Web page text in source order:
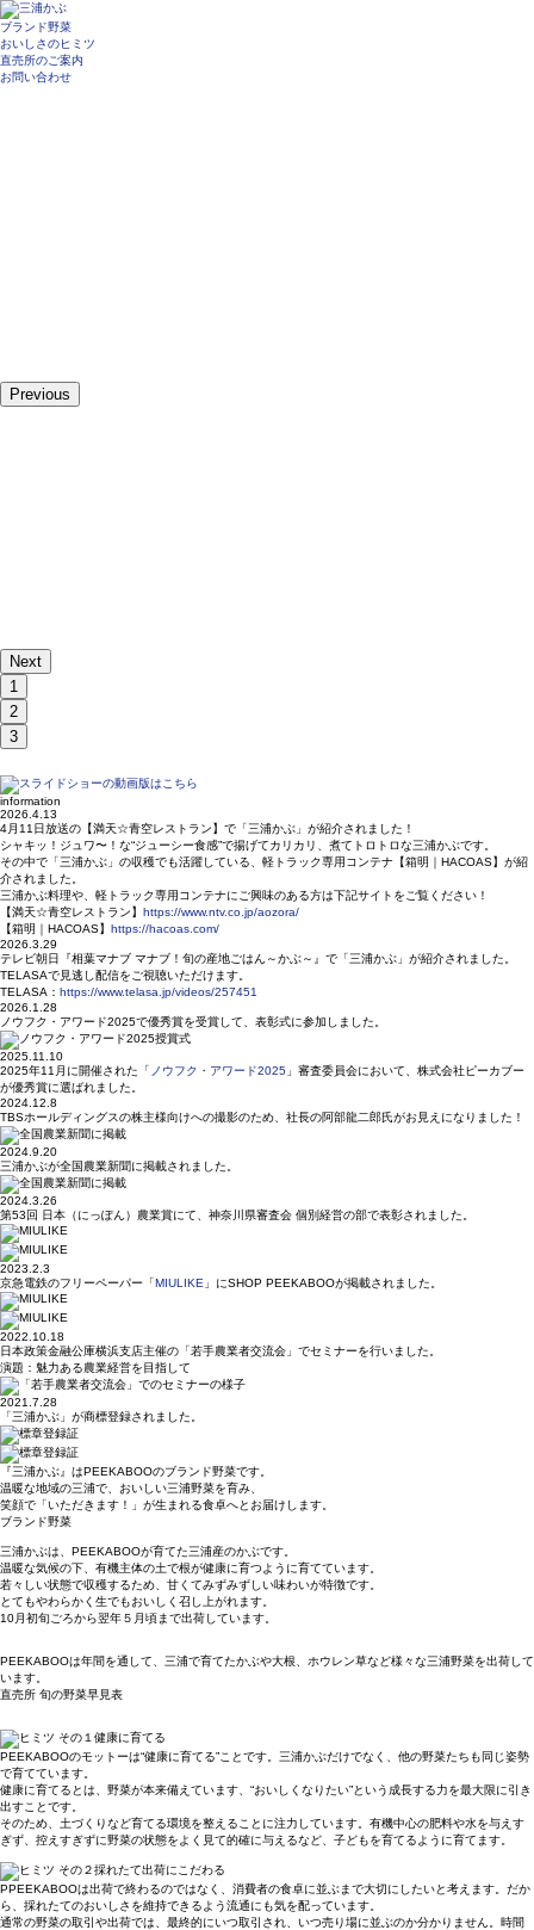
ブランド野菜
おいしさのヒミツ
直売所のご案内
お問い合わせ
Previous
Next
1
2
3
information
2026.4.13
4月11日放送の【満天☆青空レストラン】で「三浦かぶ」が紹介されました！
シャキッ！ジュワ〜！な“ジューシー食感”で揚げてカリカリ、煮てトロトロな三浦かぶです。
その中で「三浦かぶ」の収穫でも活躍している、軽トラック専用コンテナ【箱明｜HACOAS】が紹
介されました。
三浦かぶ料理や、軽トラック専用コンテナにご興味のある方は下記サイトをご覧ください！
【満天☆青空レストラン】 https://www.ntv.co.jp/aozora/
【箱明｜HACOAS】 https://hacoas.com/
2026.3.29
テレビ朝日『相葉マナブ マナブ！旬の産地ごはん～かぶ～』で 「三浦かぶ」 が紹介されました。
TELASAで見逃し配信をご視聴いただけます。
TELASA： https://www.telasa.jp/videos/257451
2026.1.28
ノウフク・アワード2025で優秀賞を受賞して、表彰式に参加しました。
2025.11.10
2025年11月に開催された「 ノウフク・アワード2025 」審査委員会において、株式会社ピーカブー
が優秀賞に選ばれました。
2024.12.8
TBSホールディングスの株主様向けへの撮影のため、社長の阿部龍二郎氏がお見えになりました！
2024.9.20
三浦かぶが全国農業新聞に掲載されました。
2024.3.26
第53回 日本（にっぽん）農業賞にて、神奈川県審査会 個別経営の部で表彰されました。
2023.2.3
京急電鉄のフリーペーパー「MIULIKE 」にSHOP PEEKABOOが掲載されました。
2022.10.18
日本政策金融公庫横浜支店主催の「若手農業者交流会」でセミナーを行いました。
演題：魅力ある農業経営を目指して
2021.7.28
「三浦かぶ」が商標登録されました。
『三浦かぶ』はPEEKABOOのブランド野菜です。
温暖な地域の三浦で、 おいしい三浦野菜を育み、
笑顔で「いただきます！」が生まれる食卓へとお届けします。
ブランド野菜
三浦かぶは、PEEKABOOが育てた三浦産のかぶです。
温暖な気候の下、有機主体の土で根が健康に育つように育てています。
若々しい状態で収穫するため、甘くてみずみずしい味わいが特徴です。
とてもやわらかく生でもおいしく召し上がれます。
10月初旬ごろから翌年５月頃まで出荷しています。
PEEKABOOは年間を通して、三浦で育てたかぶや大根、ホウレン草など様々な三浦野菜を出荷して
います。
直売所 旬の野菜早見表
PEEKABOOのモットーは“健康に育てる”ことです。三浦かぶだけでなく、他の野菜たちも同じ姿勢
で育てています。
健康に育てるとは、野菜が本来備えています、“おいしくなりたい”という成長する力を最大限に引き
出すことです。
そのため、土づくりなど育てる環境を整えることに注力しています。有機中心の肥料や水を与えす
ぎず、控えすぎずに野菜の状態をよく見て的確に与えるなど、子どもを育てるように育てます。
PPEEKABOOは出荷で終わるのではなく、消費者の食卓に並ぶまで大切にしたいと考えます。だか
ら、採れたてのおいしさを維持できるよう流通にも気を配っています。
通常の野菜の取引や出荷では、最終的にいつ取引され、いつ売り場に並ぶのか分かりません。時間